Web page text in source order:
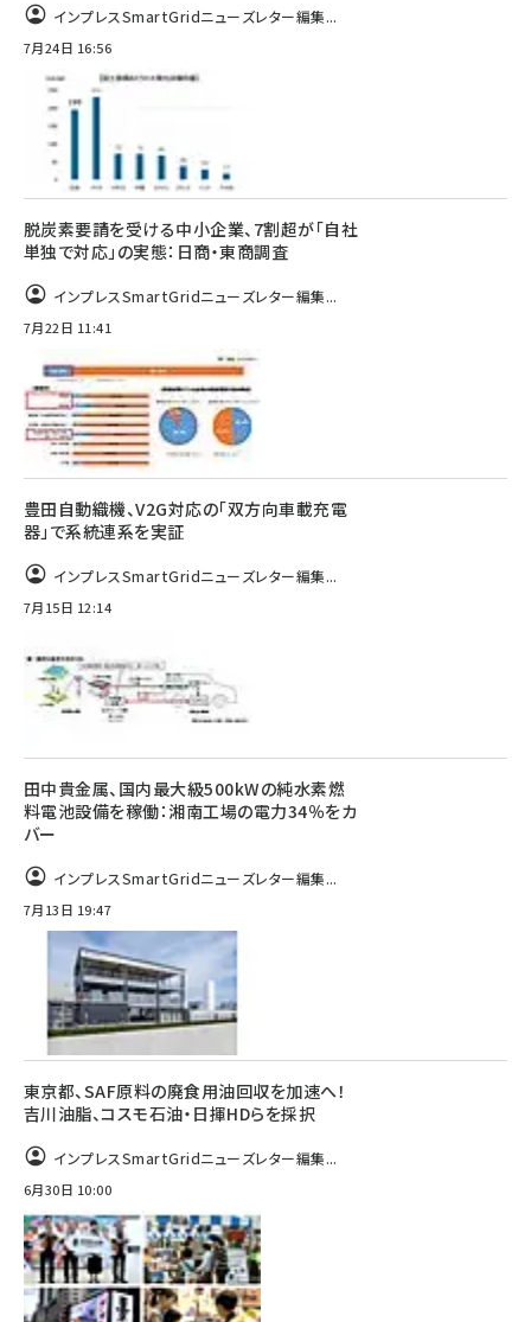
インプレスSmartGridニューズレター編集...
7月24日 16:56
脱炭素要請を受ける中小企業、7割超が「自社
単独で対応」の実態：日商・東商調査
インプレスSmartGridニューズレター編集...
7月22日 11:41
豊田自動織機、V2G対応の「双方向車載充電
器」で系統連系を実証
インプレスSmartGridニューズレター編集...
7月15日 12:14
田中貴金属、国内最大級500kWの純水素燃
料電池設備を稼働：湘南工場の電力34％をカ
バー
インプレスSmartGridニューズレター編集...
7月13日 19:47
東京都、SAF原料の廃食用油回収を加速へ！
吉川油脂、コスモ石油・日揮HDらを採択
インプレスSmartGridニューズレター編集...
6月30日 10:00